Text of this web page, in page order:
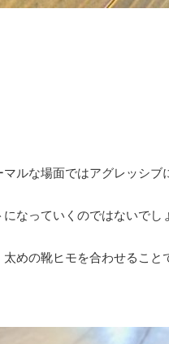
ルな場面ではアグレッシ
なっていくのではないでし
めの靴ヒモを合わせること